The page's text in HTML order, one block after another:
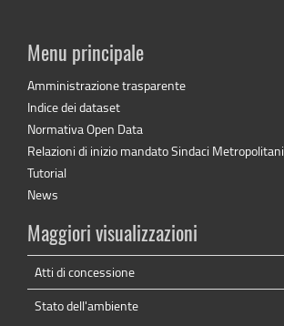
Menu principale
Amministrazione trasparente
Indice dei dataset
Normativa Open Data
Relazioni di inizio mandato Sindaci Metropolitani
Tutorial
News
Maggiori visualizzazioni
Atti di concessione
Stato dell'ambiente